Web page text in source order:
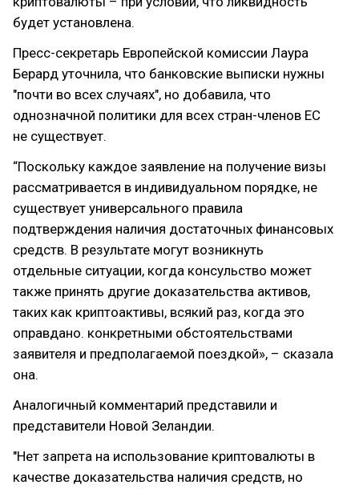
будет установлена.
Пресс-секретарь Европейской комиссии Лаура
Берард уточнила, что банковские выписки нужны
"почти во всех случаях", но добавила, что
однозначной политики для всех стран-членов ЕС
не существует.
“Поскольку каждое заявление на получение визы
рассматривается в индивидуальном порядке, не
существует универсального правила
подтверждения наличия достаточных финансовых
средств. В результате могут возникнуть
отдельные ситуации, когда консульство может
также принять другие доказательства активов,
таких как криптоактивы, всякий раз, когда это
оправдано. конкретными обстоятельствами
заявителя и предполагаемой поездкой», – сказала
она.
Аналогичный комментарий представили и
представители Новой Зеландии.
"Нет запрета на использование криптовалюты в
качестве доказательства наличия средств, но